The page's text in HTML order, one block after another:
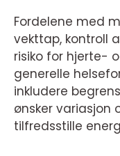
Fordelene med
vekttap, kontroll
risiko for hjerte-
generelle
inkludere
ønsker variasjon
tilfredsstille